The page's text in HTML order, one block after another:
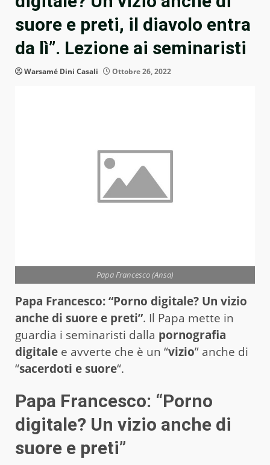
suore e preti, il diavolo entra
da lì”. Lezione ai seminaristi
Warsamé Dini Casali Ottobre 26, 2022
Papa Francesco (Ansa)
Papa Francesco: “Porno digitale? Un vizio
anche di suore e preti”. Il Papa mette in
guardia i seminaristi dalla pornografia
digitale e avverte che è un “vizio” anche di
“sacerdoti e suore“.
Papa Francesco: “Porno
digitale? Un vizio anche di
suore e preti”